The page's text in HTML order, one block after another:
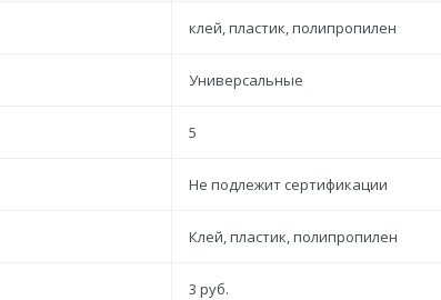
клей, пластик, полипропилен
Универсальные
5
Не подлежит сертификации
Клей, пластик, полипропилен
3 руб.